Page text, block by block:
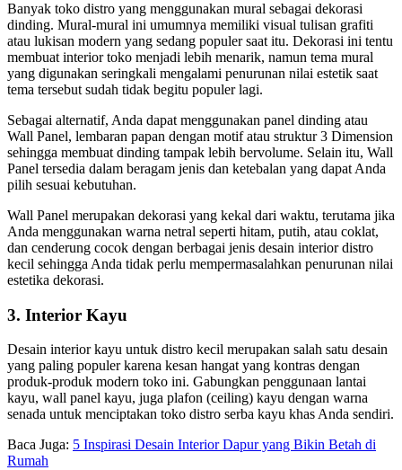
Banyak toko distro yang menggunakan mural sebagai dekorasi
dinding. Mural-mural ini umumnya memiliki visual tulisan grafiti
atau lukisan modern yang sedang populer saat itu. Dekorasi ini tentu
membuat interior toko menjadi lebih menarik, namun tema mural
yang digunakan seringkali mengalami penurunan nilai estetik saat
tema tersebut sudah tidak begitu populer lagi.
Sebagai alternatif, Anda dapat menggunakan panel dinding atau
Wall Panel, lembaran papan dengan motif atau struktur 3 Dimension
sehingga membuat dinding tampak lebih bervolume. Selain itu, Wall
Panel tersedia dalam beragam jenis dan ketebalan yang dapat Anda
pilih sesuai kebutuhan.
Wall Panel merupakan dekorasi yang kekal dari waktu, terutama jika
Anda menggunakan warna netral seperti hitam, putih, atau coklat,
dan cenderung cocok dengan berbagai jenis desain interior distro
kecil sehingga Anda tidak perlu mempermasalahkan penurunan nilai
estetika dekorasi.
3. Interior Kayu
Desain interior kayu untuk distro kecil merupakan salah satu desain
yang paling populer karena kesan hangat yang kontras dengan
produk-produk modern toko ini. Gabungkan penggunaan lantai
kayu, wall panel kayu, juga plafon (ceiling) kayu dengan warna
senada untuk menciptakan toko distro serba kayu khas Anda sendiri.
Baca Juga: 5 Inspirasi Desain Interior Dapur yang Bikin Betah di
Rumah